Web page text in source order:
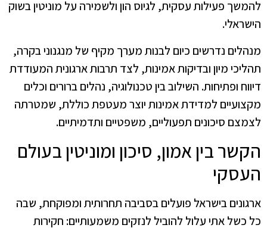
להמשך פעילות עסקית, לגיוס הון ולשמירה על מוניטין בשוק
הישראלי.
מנהלים נדרשים כיום לבנות מערך מקיף של מנגנוני בקרה,
תהליכי מיון ובדיקות אמינות, לצד תרבות ארגונית המעודדת
דיווח ופתיחות. השילוב בין טכנולוגיה, נהלים ברורים וכלים
מקצועיים למדידת אמינות יוצר מעטפת כוללת, שמטרתה
לצמצם סיכונים תפעוליים, משפטיים ותדמיתיים.
הקשר בין אמון, סיכון ומוניטין בעולם
העסקי
ארגונים בישראל פועלים בסביבה תחרותית ומפוקחת, שבה
כל כשל אתי עלול להוביל לנזקים משמעותיים: חקירות